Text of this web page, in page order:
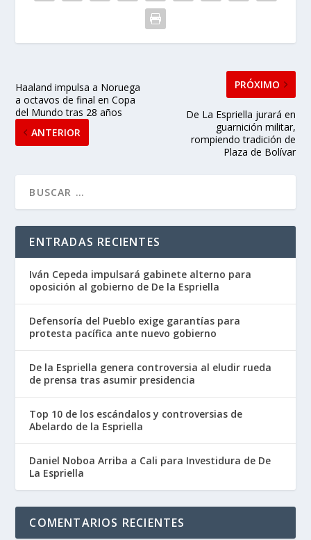
Haaland impulsa a Noruega
a octavos de final en Copa
del Mundo tras 28 años
ANTERIOR
PRÓXIMO
De La Espriella jurará en
guarnición militar,
rompiendo tradición de
Plaza de Bolívar
ENTRADAS RECIENTES
Iván Cepeda impulsará gabinete alterno para
oposición al gobierno de De la Espriella
Defensoría del Pueblo exige garantías para
protesta pacífica ante nuevo gobierno
De la Espriella genera controversia al eludir rueda
de prensa tras asumir presidencia
Top 10 de los escándalos y controversias de
Abelardo de la Espriella
Daniel Noboa Arriba a Cali para Investidura de De
La Espriella
COMENTARIOS RECIENTES